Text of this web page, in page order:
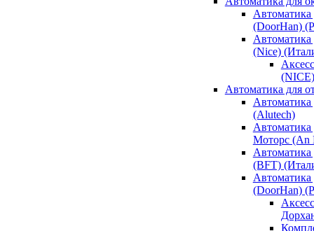
Автоматика
(DoorHan)
Автоматика
(Nice)
(NICE)
Автоматика для
(Alutech)
Моторс (An
(BFT)
Автоматика
(DoorHan)